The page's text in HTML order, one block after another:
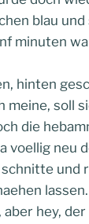
blau
minuten
hinten
meine, soll
die
voellig neu
schnitte und
aber hey,